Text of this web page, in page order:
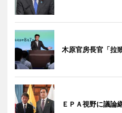
木原官房長官「拉
ＥＰＡ視野に議論